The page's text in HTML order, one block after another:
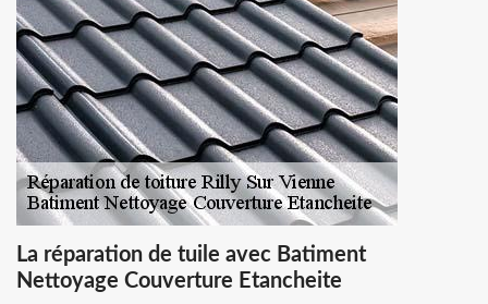
La réparation de tuile avec Batiment
Nettoyage Couverture Etancheite